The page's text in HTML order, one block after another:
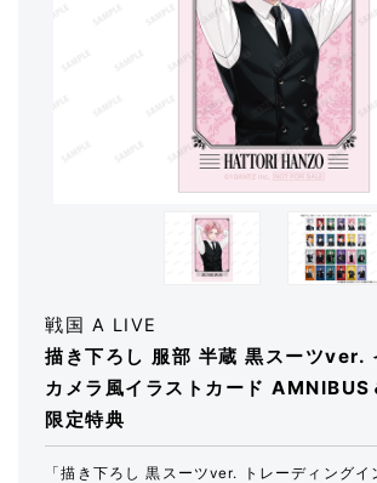
描き下ろし 服部 半蔵 黒スーツver.
カメラ風イラストカード AMNIBUS
限定特典
戦国 A LIVE
「描き下ろし 黒スーツver. トレーディングイ